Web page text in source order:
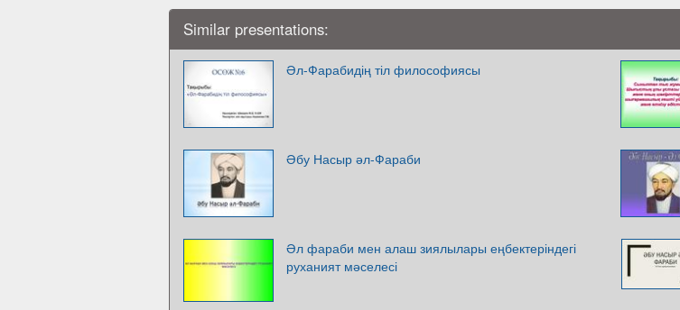
Similar presentations:
Әл-Фарабидің тіл философиясы
Әбу Насыр әл-Фараби
Әл фараби мен алаш зиялылары еңбектеріндегі
руханият мәселесі